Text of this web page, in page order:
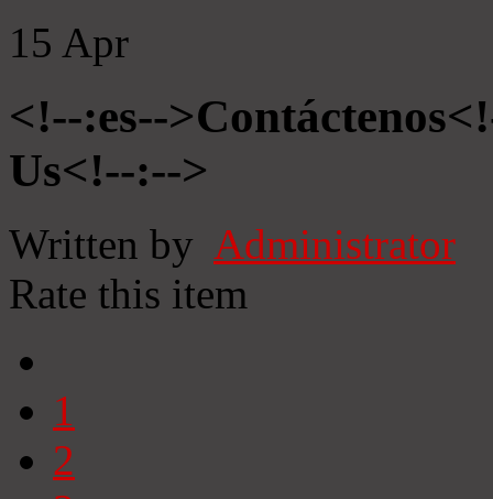
15 Apr
<!--:es--
Us<!--:-->
Written by Administrator
Rate this item
1
2